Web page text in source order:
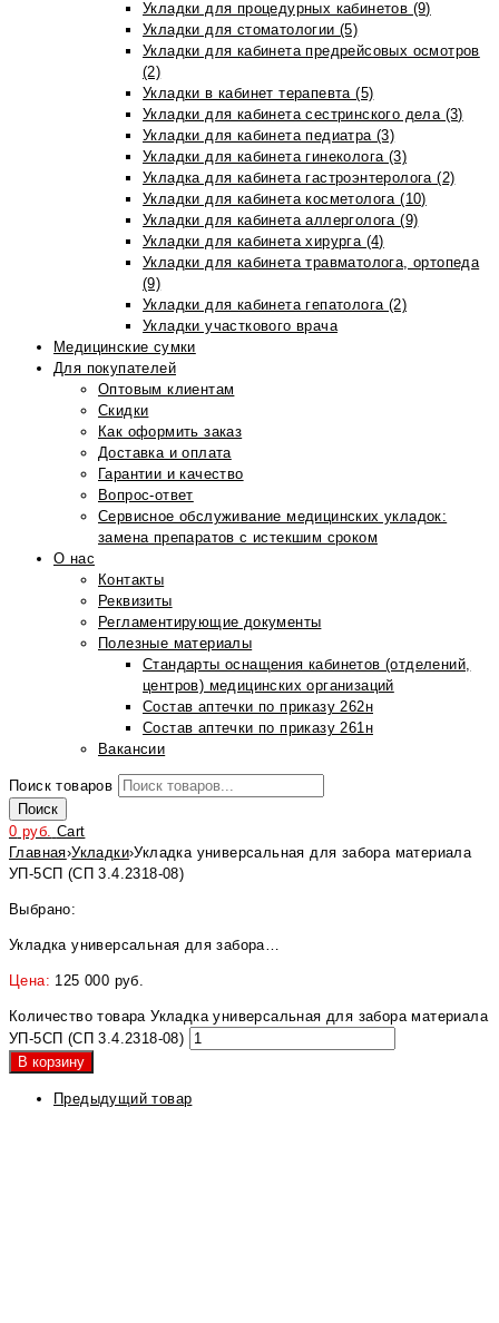
Укладки для процедурных кабинетов (9)
Укладки для стоматологии (5)
Укладки для кабинета предрейсовых осмотров
(2)
Укладки в кабинет терапевта (5)
Укладки для кабинета сестринского дела (3)
Укладки для кабинета педиатра (3)
Укладки для кабинета гинеколога (3)
Укладка для кабинета гастроэнтеролога (2)
Укладки для кабинета косметолога (10)
Укладки для кабинета аллерголога (9)
Укладки для кабинета хирурга (4)
Укладки для кабинета травматолога, ортопеда
(9)
Укладки для кабинета гепатолога (2)
Укладки участкового врача
Медицинские сумки
Для покупателей
Оптовым клиентам
Скидки
Как оформить заказ
Доставка и оплата
Гарантии и качество
Вопрос-ответ
Сервисное обслуживание медицинских укладок:
замена препаратов с истекшим сроком
О нас
Контакты
Реквизиты
Регламентирующие документы
Полезные материалы
Стандарты оснащения кабинетов (отделений,
центров) медицинских организаций
Состав аптечки по приказу 262н
Состав аптечки по приказу 261н
Вакансии
Поиск товаров
Поиск
0 руб. Cart
Главная›Укладки›Укладка универсальная для забора материала
УП-5СП (СП 3.4.2318-08)
Выбрано:
Укладка универсальная для забора…
Цена: 125 000 руб.
Количество товара Укладка универсальная для забора материала
УП-5СП (СП 3.4.2318-08)
В корзину
Предыдущий товар